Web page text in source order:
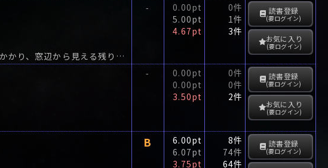
グリニッチ・ヴィレッジに住む貧しい画家ジョンシー。彼女は肺病にかかり、窓辺から見える残り少い蔦の葉を数えていた。
-
0.00pt
5.00pt
4.67pt
0件
1件
3件
読書登録
(要ログイン)
お気に入り
(要ログイン)
-
0.00pt
0.00pt
3.50pt
0件
0件
2件
読書登録
(要ログイン)
お気に入り
(要ログイン)
B
6.00pt
6.07pt
3.75pt
8件
74件
64件
読書登録
(要ログイン)